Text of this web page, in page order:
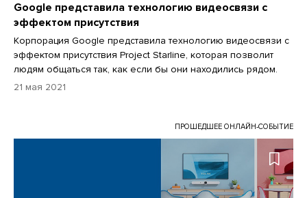
Google представила технологию видеосвязи с
эффектом присутствия
Корпорация Google представила технологию видеосвязи с
эффектом присутствия Project Starline, которая позволит
людям общаться так, как если бы они находились рядом.
21 мая 2021
ПРОШЕДШЕЕ ОНЛАЙН-СОБЫТИЕ